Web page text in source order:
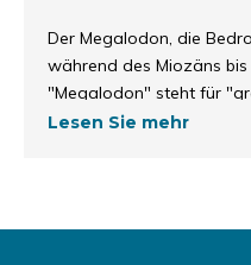
Der Megalodon, die
während des Miozäns
"Megalodon" steht für
und klare Bedeutung.
ein Zahn abbrach oder
Lesen Sie mehr